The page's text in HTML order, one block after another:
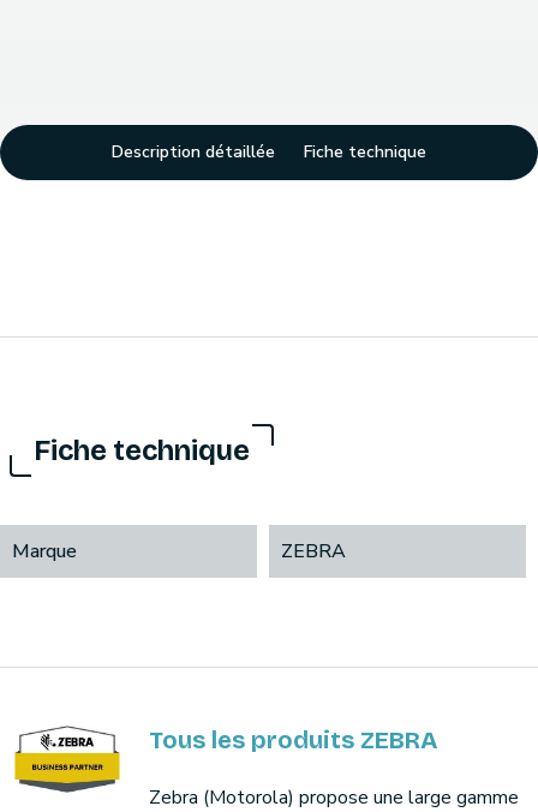
Description détaillée Fiche technique
Fiche technique
Marque ZEBRA
Tous les produits ZEBRA
Zebra (Motorola) propose une large gamme